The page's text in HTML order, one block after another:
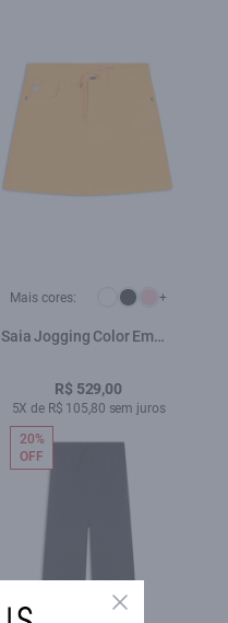
Mais cores: +
Saia Jogging Color Emma
R$ 529,00
5X de R$ 105,80 sem juros
20%
OFF
Close